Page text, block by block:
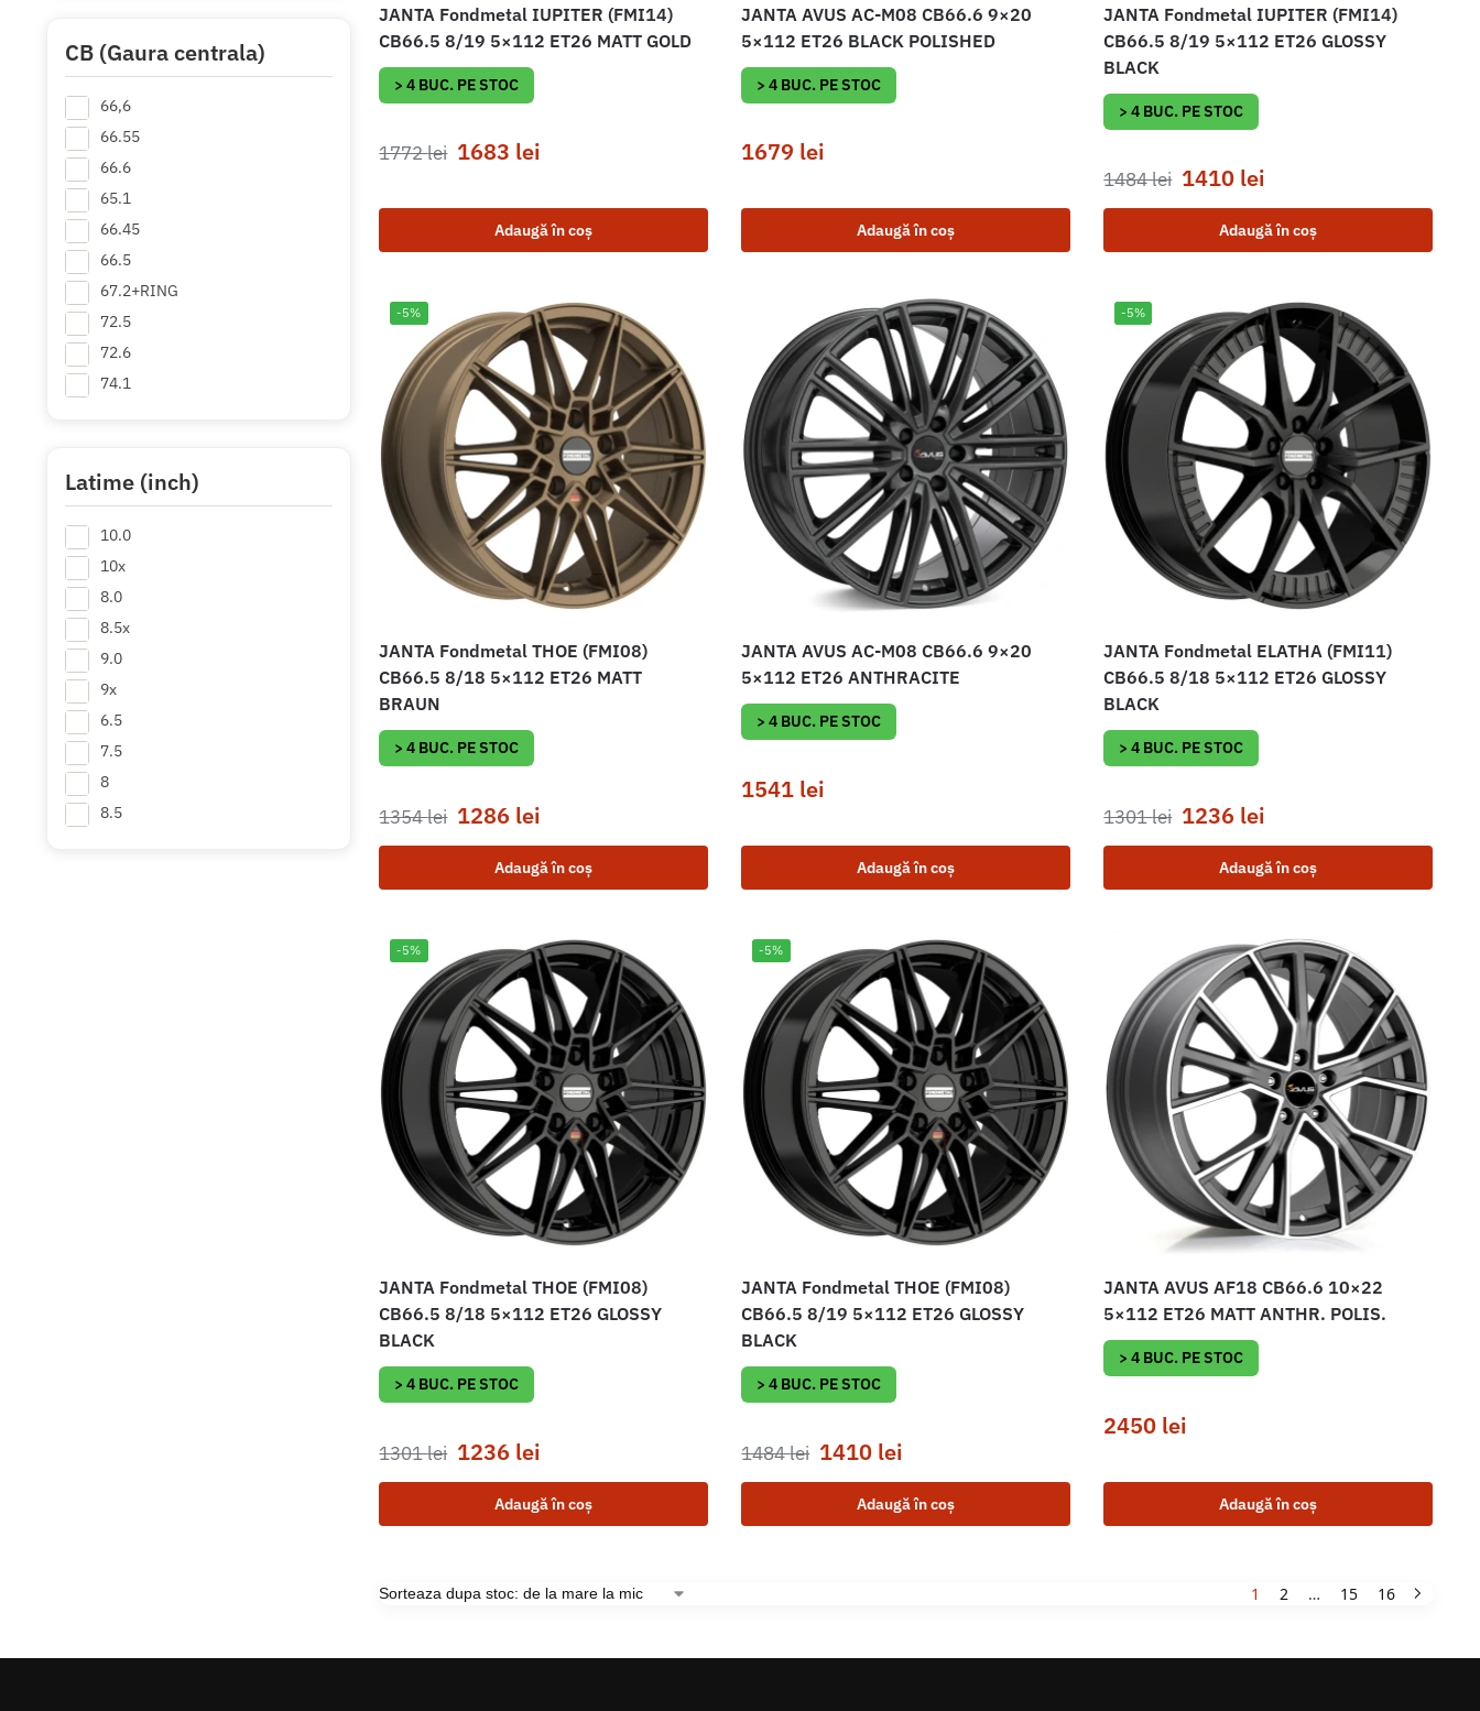
JANTA Fondmetal IUPITER (FMI14)
CB66.5 8/19 5×112 ET26 MATT GOLD
> 4 BUC. PE STOC
1772lei 1683 lei
Adaugă în coș
JANTA AVUS AC-M08 CB66.6 9×20
5×112 ET26 BLACK POLISHED
> 4 BUC. PE STOC
1679 lei
Adaugă în coș
JANTA Fondmetal IUPITER (FMI14)
CB66.5 8/19 5×112 ET26 GLOSSY
BLACK
> 4 BUC. PE STOC
1484lei 1410 lei
Adaugă în coș
-5%
JANTA Fondmetal THOE (FMI08)
CB66.5 8/18 5×112 ET26 MATT
BRAUN
> 4 BUC. PE STOC
1354lei 1286 lei
Adaugă în coș
JANTA AVUS AC-M08 CB66.6 9×20
5×112 ET26 ANTHRACITE
> 4 BUC. PE STOC
1541 lei
Adaugă în coș
-5%
JANTA Fondmetal ELATHA (FMI11)
CB66.5 8/18 5×112 ET26 GLOSSY
BLACK
> 4 BUC. PE STOC
1301lei 1236 lei
Adaugă în coș
-5%
JANTA Fondmetal THOE (FMI08)
CB66.5 8/18 5×112 ET26 GLOSSY
BLACK
> 4 BUC. PE STOC
1301lei 1236 lei
Adaugă în coș
-5%
JANTA Fondmetal THOE (FMI08)
CB66.5 8/19 5×112 ET26 GLOSSY
BLACK
> 4 BUC. PE STOC
1484lei 1410 lei
Adaugă în coș
JANTA AVUS AF18 CB66.6 10×22
5×112 ET26 MATT ANTHR. POLIS.
> 4 BUC. PE STOC
2450 lei
Adaugă în coș
1 2 … 15 16
CB (Gaura centrala)
66,6
66.55
66.6
65.1
66.45
66.5
67.2+RING
72.5
72.6
74.1
Latime (inch)
10.0
10x
8.0
8.5x
9.0
9x
6.5
7.5
8
8.5